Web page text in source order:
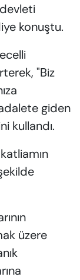
konuştu.
"Biz
giden
kullandı.
üzere